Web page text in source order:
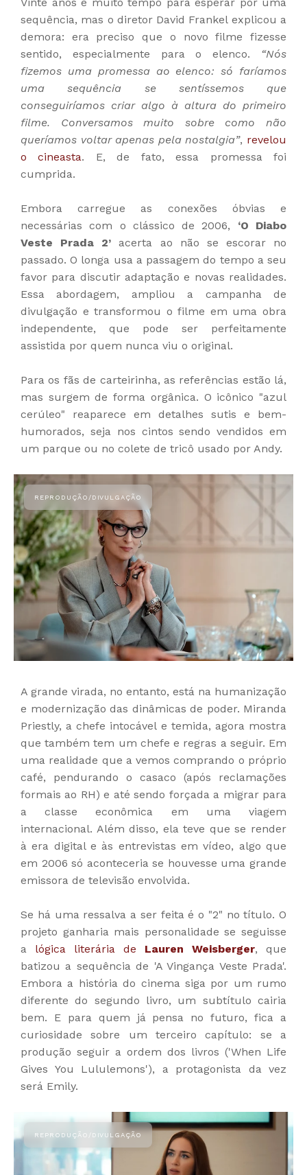
sequência, mas o diretor David Frankel explicou a
demora: era preciso que o novo filme fizesse
sentido, especialmente para o elenco. “Nós
fizemos uma promessa ao elenco: só faríamos
uma sequência se sentíssemos que
conseguiríamos criar algo à altura do primeiro
filme. Conversamos muito sobre como não
queríamos voltar apenas pela nostalgia”, revelou
o cineasta. E, de fato, essa promessa foi
cumprida.
Embora carregue as conexões óbvias e
necessárias com o clássico de 2006, ‘O Diabo
Veste Prada 2’ acerta ao não se escorar no
passado. O longa usa a passagem do tempo a seu
favor para discutir adaptação e novas realidades.
Essa abordagem, ampliou a campanha de
divulgação e transformou o filme em uma obra
independente, que pode ser perfeitamente
assistida por quem nunca viu o original.
Para os fãs de carteirinha, as referências estão lá,
mas surgem de forma orgânica. O icônico "azul
cerúleo" reaparece em detalhes sutis e bem-
humorados, seja nos cintos sendo vendidos em
um parque ou no colete de tricô usado por Andy.
A grande virada, no entanto, está na humanização
e modernização das dinâmicas de poder. Miranda
Priestly, a chefe intocável e temida, agora mostra
que também tem um chefe e regras a seguir. Em
uma realidade que a vemos comprando o próprio
café, pendurando o casaco (após reclamações
formais ao RH) e até sendo forçada a migrar para
a classe econômica em uma viagem
internacional. Além disso, ela teve que se render
à era digital e às entrevistas em vídeo, algo que
em 2006 só aconteceria se houvesse uma grande
emissora de televisão envolvida.
Se há uma ressalva a ser feita é o "2" no título. O
projeto ganharia mais personalidade se seguisse
a lógica literária de Lauren Weisberger, que
batizou a sequência de 'A Vingança Veste Prada'.
Embora a história do cinema siga por um rumo
diferente do segundo livro, um subtítulo cairia
bem. E para quem já pensa no futuro, fica a
curiosidade sobre um terceiro capítulo: se a
produção seguir a ordem dos livros ('When Life
Gives You Lululemons'), a protagonista da vez
será Emily.